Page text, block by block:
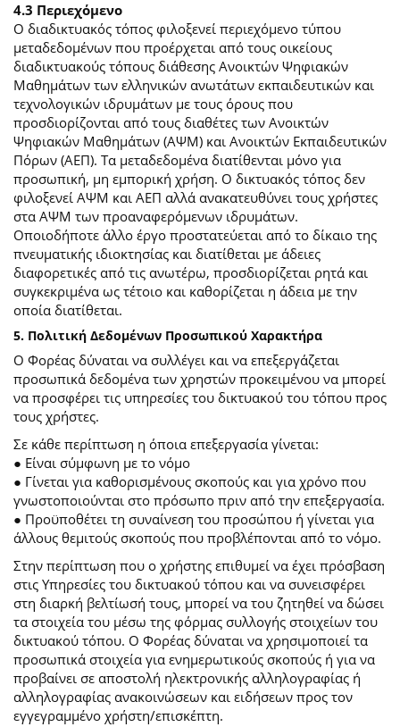
4.3 Περιεχόμενο
O διαδικτυακός τόπος φιλοξενεί περιεχόμενο τύπου
μεταδεδομένων που προέρχεται από τους οικείους
διαδικτυακούς τόπους διάθεσης Ανοικτών Ψηφιακών
Μαθημάτων των ελληνικών ανωτάτων εκπαιδευτικών και
τεχνολογικών ιδρυμάτων με τους όρους που
προσδιορίζονται από τους διαθέτες των Ανοικτών
Ψηφιακών Μαθημάτων (ΑΨΜ) και Ανοικτών Εκπαιδευτικών
Πόρων (ΑΕΠ). Τα μεταδεδομένα διατίθενται μόνο για
προσωπική, μη εμπορική χρήση. Ο δικτυακός τόπος δεν
φιλοξενεί ΑΨΜ και ΑΕΠ αλλά ανακατευθύνει τους χρήστες
στα ΑΨΜ των προαναφερόμενων ιδρυμάτων.
Οποιοδήποτε άλλο έργο προστατεύεται από το δίκαιο της
πνευματικής ιδιοκτησίας και διατίθεται με άδειες
διαφορετικές από τις ανωτέρω, προσδιορίζεται ρητά και
συγκεκριμένα ως τέτοιο και καθορίζεται η άδεια με την
οποία διατίθεται.
5. Πολιτική Δεδομένων Προσωπικού Χαρακτήρα
Ο Φορέας δύναται να συλλέγει και να επεξεργάζεται
προσωπικά δεδομένα των χρηστών προκειμένου να μπορεί
να προσφέρει τις υπηρεσίες του δικτυακού του τόπου προς
τους χρήστες.
Σε κάθε περίπτωση η όποια επεξεργασία γίνεται:
● Είναι σύμφωνη με το νόμο
● Γίνεται για καθορισμένους σκοπούς και για χρόνο που
γνωστοποιούνται στο πρόσωπο πριν από την επεξεργασία.
● Προϋποθέτει τη συναίνεση του προσώπου ή γίνεται για
άλλους θεμιτούς σκοπούς που προβλέπονται από το νόμο.
Στην περίπτωση που ο χρήστης επιθυμεί να έχει πρόσβαση
στις Υπηρεσίες του δικτυακού τόπου και να συνεισφέρει
στη διαρκή βελτίωσή τους, μπορεί να του ζητηθεί να δώσει
τα στοιχεία του μέσω της φόρμας συλλογής στοιχείων του
δικτυακού τόπου. Ο Φορέας δύναται να χρησιμοποιεί τα
προσωπικά στοιχεία για ενημερωτικούς σκοπούς ή για να
προβαίνει σε αποστολή ηλεκτρονικής αλληλογραφίας ή
αλληλογραφίας ανακοινώσεων και ειδήσεων προς τον
εγγεγραμμένο χρήστη/επισκέπτη.